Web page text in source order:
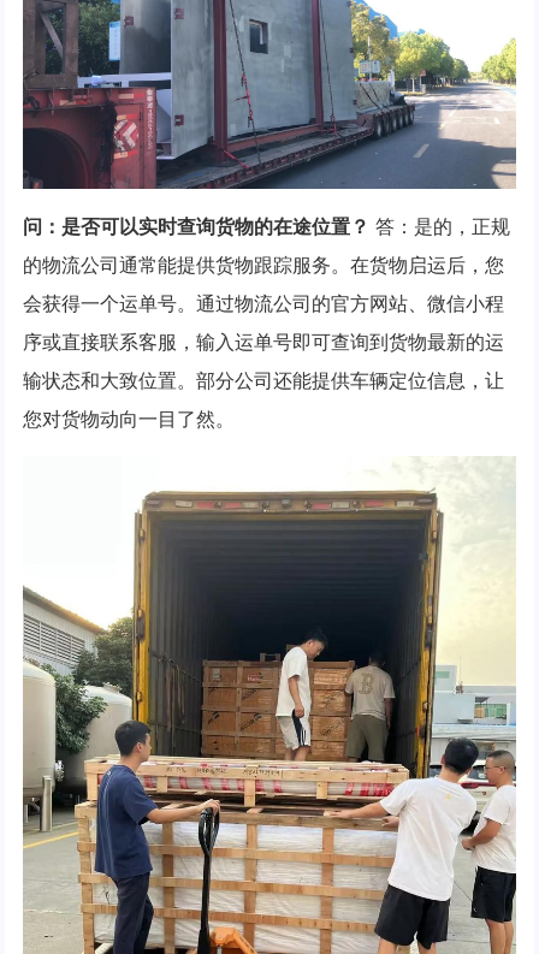
问：是否可以实时查询货物的在途位置？ 答：是的，正规
的物流公司通常能提供货物跟踪服务。在货物启运后，您
会获得一个运单号。通过物流公司的官方网站、微信小程
序或直接联系客服，输入运单号即可查询到货物最新的运
输状态和大致位置。部分公司还能提供车辆定位信息，让
您对货物动向一目了然。